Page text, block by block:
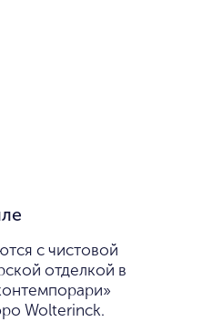
с чистовой
отделкой в
Wolterinck.